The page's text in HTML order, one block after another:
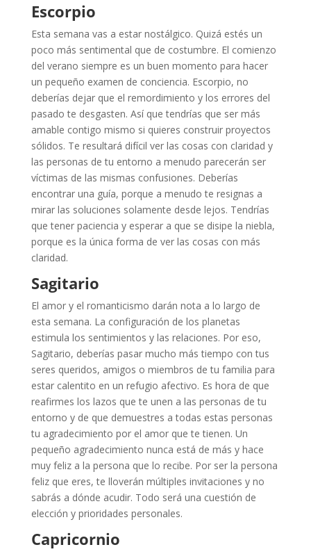
Escorpio
Esta semana vas a estar nostálgico. Quizá estés un
poco más sentimental que de costumbre. El comienzo
del verano siempre es un buen momento para hacer
un pequeño examen de conciencia. Escorpio, no
deberías dejar que el remordimiento y los errores del
pasado te desgasten. Así que tendrías que ser más
amable contigo mismo si quieres construir proyectos
sólidos. Te resultará difícil ver las cosas con claridad y
las personas de tu entorno a menudo parecerán ser
víctimas de las mismas confusiones. Deberías
encontrar una guía, porque a menudo te resignas a
mirar las soluciones solamente desde lejos. Tendrías
que tener paciencia y esperar a que se disipe la niebla,
porque es la única forma de ver las cosas con más
claridad.
Sagitario
El amor y el romanticismo darán nota a lo largo de
esta semana. La configuración de los planetas
estimula los sentimientos y las relaciones. Por eso,
Sagitario, deberías pasar mucho más tiempo con tus
seres queridos, amigos o miembros de tu familia para
estar calentito en un refugio afectivo. Es hora de que
reafirmes los lazos que te unen a las personas de tu
entorno y de que demuestres a todas estas personas
tu agradecimiento por el amor que te tienen. Un
pequeño agradecimiento nunca está de más y hace
muy feliz a la persona que lo recibe. Por ser la persona
feliz que eres, te lloverán múltiples invitaciones y no
sabrás a dónde acudir. Todo será una cuestión de
elección y prioridades personales.
Capricornio